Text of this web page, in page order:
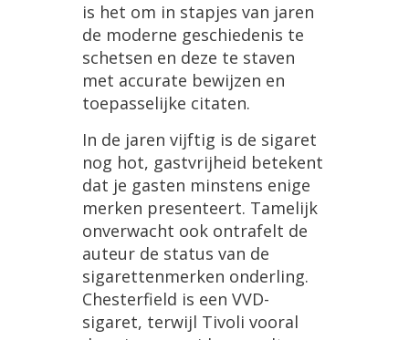
is het om in stapjes van jaren
de moderne geschiedenis te
schetsen en deze te staven
met accurate bewijzen en
toepasselijke citaten.
In de jaren vijftig is de sigaret
nog hot, gastvrijheid betekent
dat je gasten minstens enige
merken presenteert. Tamelijk
onverwacht ook ontrafelt de
auteur de status van de
sigarettenmerken onderling.
Chesterfield is een VVD-
sigaret, terwijl Tivoli vooral